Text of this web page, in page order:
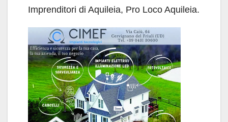
Imprenditori di Aquileia, Pro Loco Aquileia.